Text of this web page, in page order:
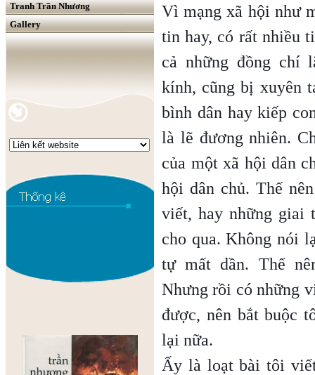
Tranh Trần Nhương
Gallery
Vì mạng xã hội như
tin hay, có rất nhiều
cả những đồng chí
kính, cũng bị xuyên
bình dân hay kiếp
là lẽ đương nhiên.
của một xã hội dân
hội dân chủ. Thế
viết, hay những giai
cho qua. Không nói
tự mất dần. Thế
Nhưng rồi có những
được, nên bắt buộc
lại nữa.
Ấy là loạt bài tôi